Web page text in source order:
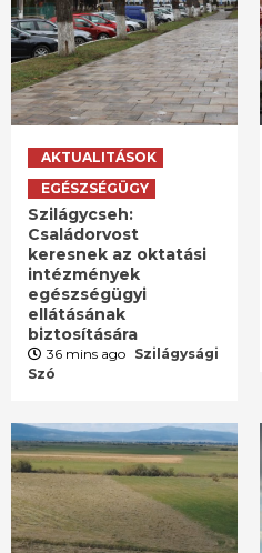
AKTUALITÁSOK
EGÉSZSÉGÜGY
Szilágycseh:
Családorvost
keresnek az oktatási
intézmények
egészségügyi
ellátásának
biztosítására
36 mins ago Szilágysági
Szó